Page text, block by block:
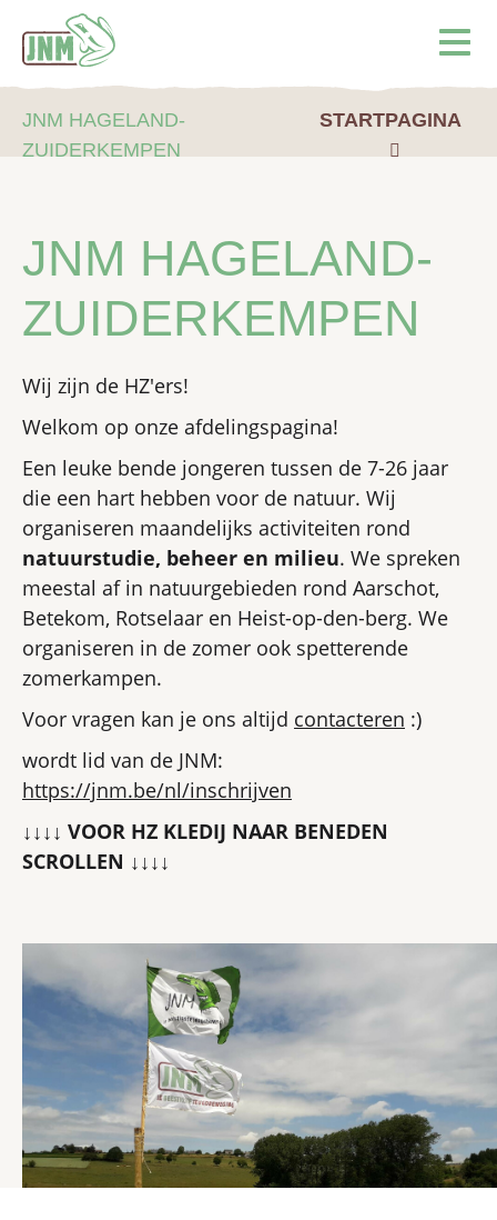
JNM HAGELAND-
ZUIDERKEMPEN
STARTPAGINA
JNM HAGELAND-
ZUIDERKEMPEN
Wij zijn de HZ'ers!
Welkom op onze afdelingspagina!
Een leuke bende jongeren tussen de 7-26 jaar
die een hart hebben voor de natuur. Wij
organiseren maandelijks activiteiten rond
natuurstudie, beheer en milieu. We spreken
meestal af in natuurgebieden rond Aarschot,
Betekom, Rotselaar en Heist-op-den-berg. We
organiseren in de zomer ook spetterende
zomerkampen.
Voor vragen kan je ons altijd contacteren :)
wordt lid van de JNM:
https://jnm.be/nl/inschrijven
↓↓↓↓ VOOR HZ KLEDIJ NAAR BENEDEN
SCROLLEN ↓↓↓↓